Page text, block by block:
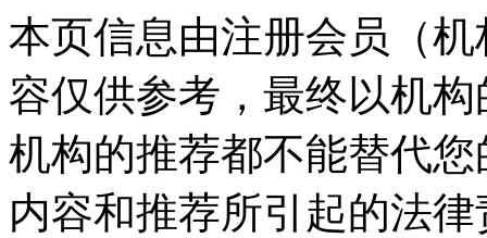
本页信息由注册会员（
容仅供参考，最终以机
机构的推荐都不能替代
内容和推荐所引起的法